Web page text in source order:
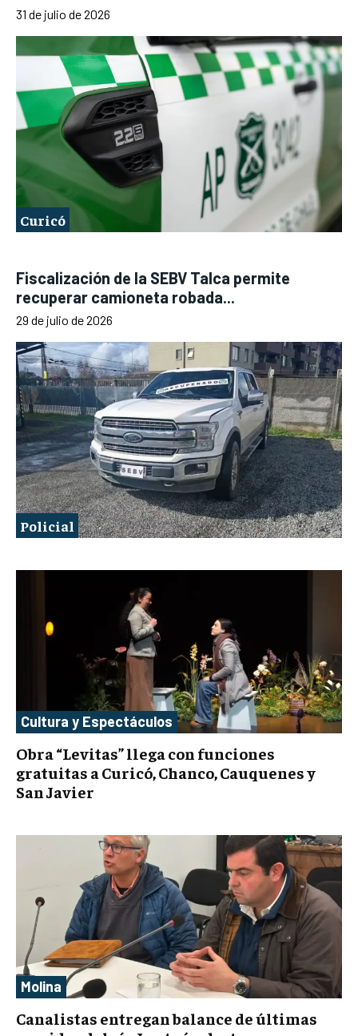
31 de julio de 2026
Curicó
Fiscalización de la SEBV Talca permite
recuperar camioneta robada...
29 de julio de 2026
Policial
Cultura y Espectáculos
Obra “Levitas” llega con funciones
gratuitas a Curicó, Chanco, Cauquenes y
San Javier
Molina
Canalistas entregan balance de últimas